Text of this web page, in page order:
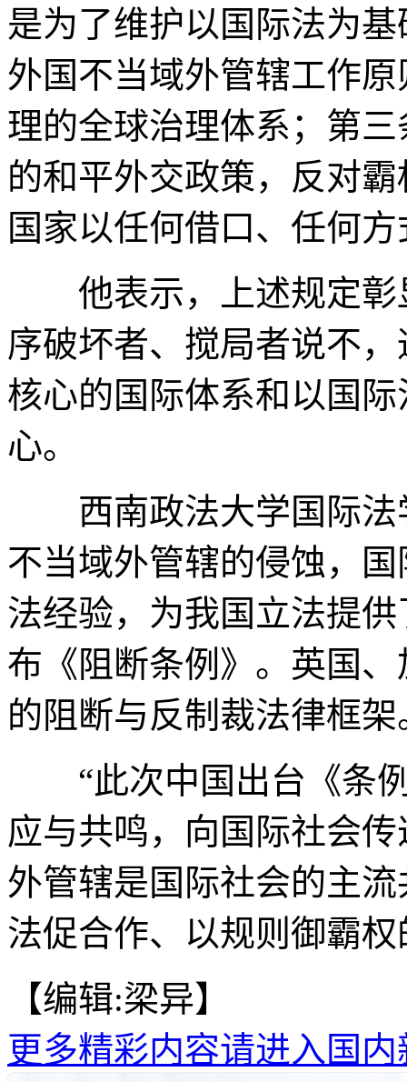
是为了维护以国际法为
外国不当域外管辖工作
理的全球治理体系；第
的和平外交政策，反对
国家以任何借口、任何
他表示，上述规定彰
序破坏者、搅局者说不
核心的国际体系和以国
心。
西南政法大学国际法
不当域外管辖的侵蚀，
法经验，为我国立法提
布《阻断条例》。英国
的阻断与反制裁法律框架
“此次中国出台《条例
应与共鸣，向国际社会
外管辖是国际社会的主
法促合作、以规则御霸
【编辑:梁异】
更多精彩内容请进入国内